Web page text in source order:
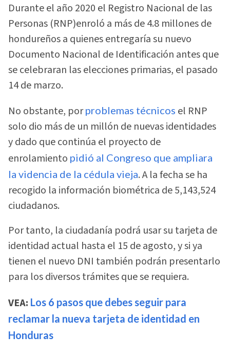
Durante el año 2020 el Registro Nacional de las
Personas (RNP)enroló a más de 4.8 millones de
hondureños a quienes entregaría su nuevo
Documento Nacional de Identificación antes que
se celebraran las elecciones primarias, el pasado
14 de marzo.
No obstante, porproblemas técnicos el RNP
solo dio más de un millón de nuevas identidades
y dado que continúa el proyecto de
enrolamiento pidió al Congreso que ampliara
la videncia de la cédula vieja. A la fecha se ha
recogido la información biométrica de 5,143,524
ciudadanos.
Por tanto, la ciudadanía podrá usar su tarjeta de
identidad actual hasta el 15 de agosto, y si ya
tienen el nuevo DNI también podrán presentarlo
para los diversos trámites que se requiera.
VEA: Los 6 pasos que debes seguir para
reclamar la nueva tarjeta de identidad en
Honduras